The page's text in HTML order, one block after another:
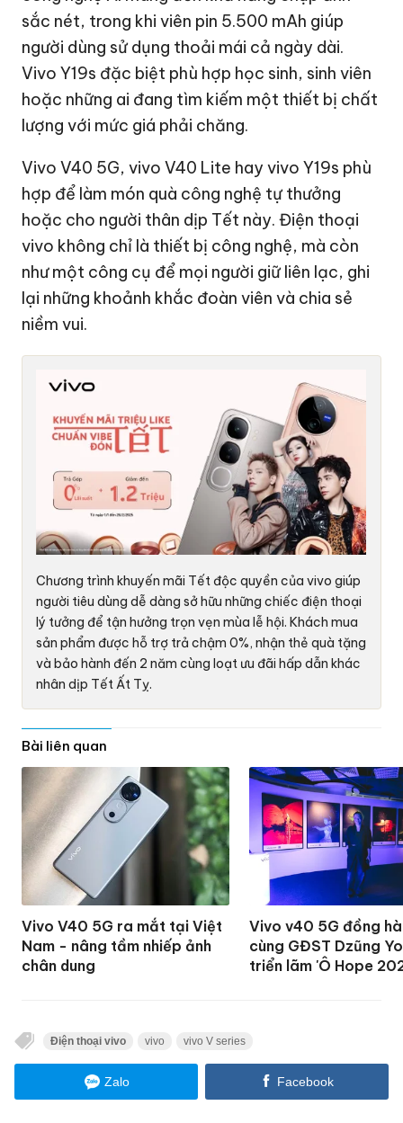
sắc nét, trong khi viên pin 5.500 mAh giúp
người dùng sử dụng thoải mái cả ngày dài.
Vivo Y19s đặc biệt phù hợp học sinh, sinh viên
hoặc những ai đang tìm kiếm một thiết bị chất
lượng với mức giá phải chăng.
Vivo V40 5G, vivo V40 Lite hay vivo Y19s phù
hợp để làm món quà công nghệ tự thưởng
hoặc cho người thân dịp Tết này. Điện thoại
vivo không chỉ là thiết bị công nghệ, mà còn
như một công cụ để mọi người giữ liên lạc, ghi
lại những khoảnh khắc đoàn viên và chia sẻ
niềm vui.
Chương trình khuyến mãi Tết độc quyền của vivo giúp
người tiêu dùng dễ dàng sở hữu những chiếc điện thoại
lý tưởng để tận hưởng trọn vẹn mùa lễ hội. Khách mua
sản phẩm được hỗ trợ trả chậm 0%, nhận thẻ quà tặng
và bảo hành đến 2 năm cùng loạt ưu đãi hấp dẫn khác
nhân dịp Tết Ất Tỵ.
Bài liên quan
Vivo V40 5G ra mắt tại Việt
Nam - nâng tầm nhiếp ảnh
chân dung
Vivo v40 5G đồng
cùng GĐST Dzũng
triển lãm 'Ô Hope
Điện thoại vivo vivo vivo V series
Zalo Facebook